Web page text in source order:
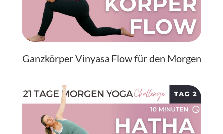
Ganzkörper Vinyasa Flow für den Morgen